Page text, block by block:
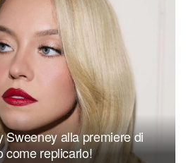
Sweeney alla premiere di
come replicarlo!